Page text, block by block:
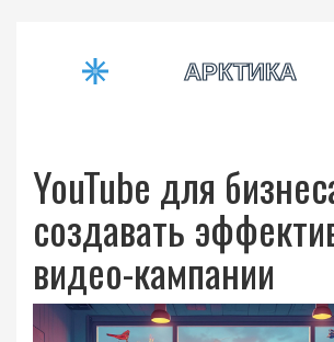
YouTube для
создавать
видео-кампании